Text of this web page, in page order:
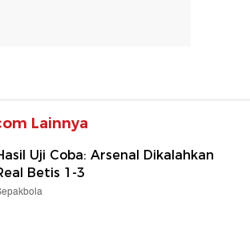
Lainnya
Uji Coba: Arsenal Dikalahkan
Betis 1-3